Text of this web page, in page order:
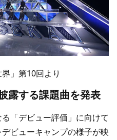
界」第10回より
露する課題曲を発表
「デビュー評価」に向けて
ビューキャンプの様子が映